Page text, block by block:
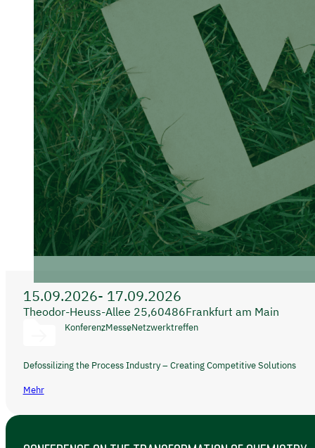
15.09.2026- 17.09.2026
Theodor-Heuss-Allee 25,60486Frankfurt am Main
KonferenzMesseNetzwerktreffen
Defossilizing the Process Industry – Creating Competitive Solutions
Mehr